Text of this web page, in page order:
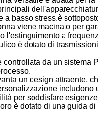
a basso stress.è
viene macinato per
l'estinguimento a
è dotato di
controllata da un sistema
un design attraente,
per soddisfare
è dotato di una guida